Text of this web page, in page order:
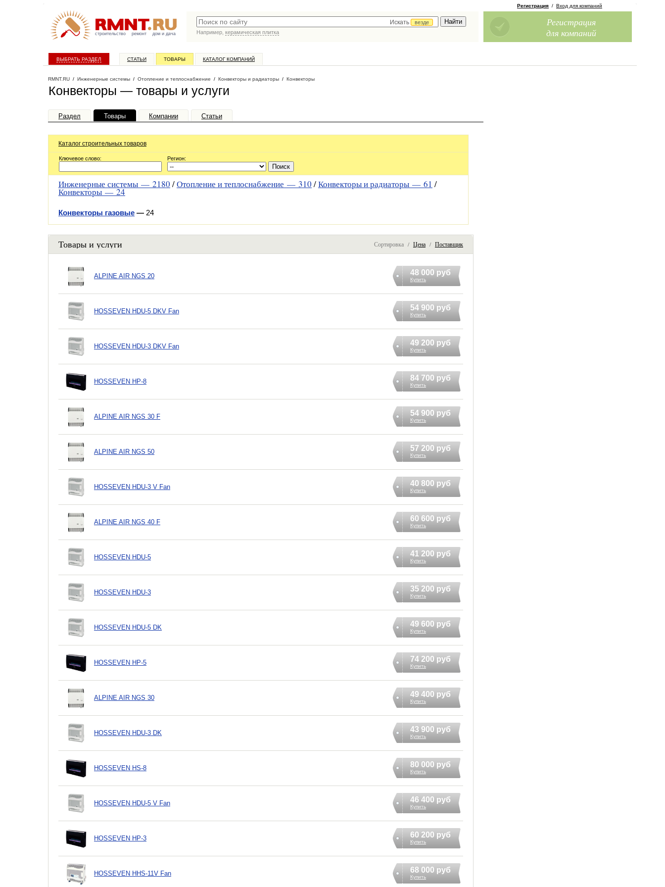
строительство ремонт дом и дача
Искать
везде
Например, керамическая плитка
Регистрация / Вход для компаний
Регистрация
для компаний
ВЫБРАТЬ РАЗДЕЛ СТАТЬИ ТОВАРЫ КАТАЛОГ КОМПАНИЙ
RMNT.RU / Инженерные системы / Отопление и теплоснабжение / Конвекторы и радиаторы / Конвекторы
Конвекторы — товары и услуги
Раздел Товары Компании Статьи
Каталог строительных товаров
Ключевое слово: Регион:
Инженерные системы — 2180 /Отопление и теплоснабжение — 310 /Конвекторы и радиаторы — 61 /
Конвекторы —24
Конвекторы газовые — 24
Товары и услуги Сортировка / Цена / Поставщик
ALPINE AIR NGS 20 48 000 руб
Купить
HOSSEVEN HDU-5 DKV Fan 54 900 руб
Купить
HOSSEVEN HDU-3 DKV Fan 49 200 руб
Купить
HOSSEVEN HP-8 84 700 руб
Купить
ALPINE AIR NGS 30 F 54 900 руб
Купить
ALPINE AIR NGS 50 57 200 руб
Купить
HOSSEVEN HDU-3 V Fan 40 800 руб
Купить
ALPINE AIR NGS 40 F 60 600 руб
Купить
HOSSEVEN HDU-5 41 200 руб
Купить
HOSSEVEN HDU-3 35 200 руб
Купить
HOSSEVEN HDU-5 DK 49 600 руб
Купить
HOSSEVEN HP-5 74 200 руб
Купить
ALPINE AIR NGS 30 49 400 руб
Купить
HOSSEVEN HDU-3 DK 43 900 руб
Купить
HOSSEVEN HS-8 80 000 руб
Купить
HOSSEVEN HDU-5 V Fan 46 400 руб
Купить
HOSSEVEN HP-3 60 200 руб
Купить
HOSSEVEN HHS-11V Fan 68 000 руб
Купить